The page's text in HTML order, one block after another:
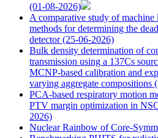
(01-08-2026)
A comparative study of
methods for determining the
detector(25-06-2026)
Bulk density determination of
transmission using a 137Cs
MCNP-based calibration and
varying aggregate compositions
PCA-based respiratory motion
PTV margin optimization in
2026)
Nuclear Rainbow of Core-